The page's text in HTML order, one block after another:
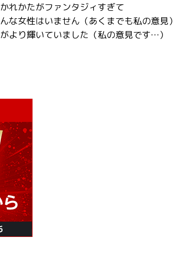
れかたがファンタジィすぎて
な女性はいません（あくまでも私の意見）
より輝いていました（私の意見です…）